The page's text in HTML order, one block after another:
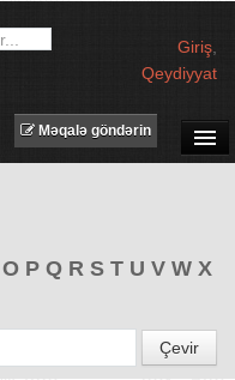
Giriş
Qeydiyyat
TƏDBİRLƏR
PROQRAMLAR
Məqalə göndərin
O P Q R S T U V W X
Çevir